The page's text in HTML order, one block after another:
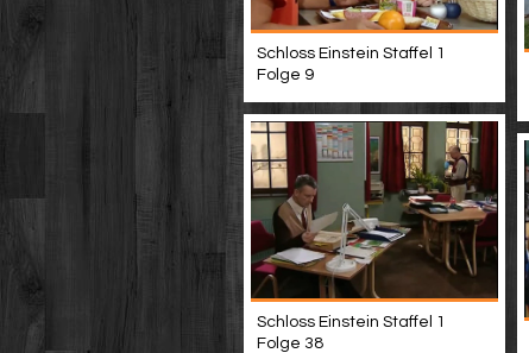
Schloss Einstein Staffel 1
Folge 9
Schloss Einstein Staffel 1
Folge 38